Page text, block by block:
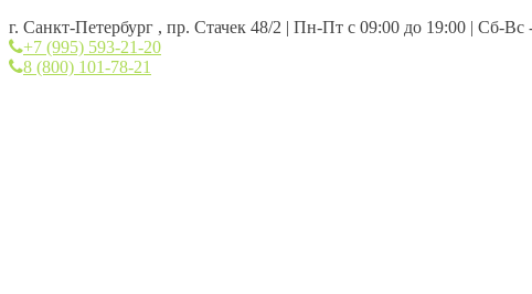
г. Санкт-Петербург , пр. Стачек 48/2 | Пн-Пт с 09:00 до 19:00 | Сб-
+7 (995) 593-21-20
8 (800) 101-78-21